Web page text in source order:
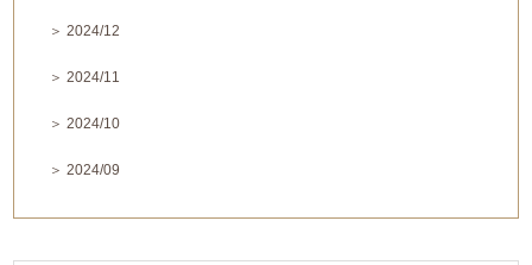
＞ 2024/12
＞ 2024/11
＞ 2024/10
＞ 2024/09